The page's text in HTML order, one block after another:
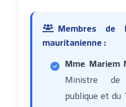
Membres de
mauritanienne :
Mme Mariem
Ministre
publique et du